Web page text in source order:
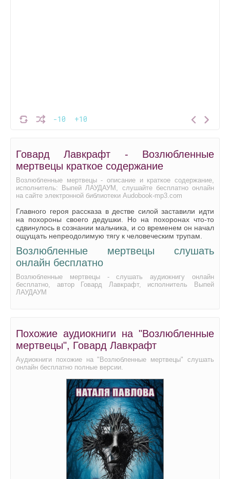
-10 +10
Говард Лавкрафт - Возлюбленные
мертвецы краткое содержание
Возлюбленные мертвецы - описание и краткое содержание,
исполнитель: Выпей ЛАУДАУМ, слушайте бесплатно онлайн
на сайте электронной библиотеки Audobook-mp3.com
Главного героя рассказа в дестве силой заставили идти
на похороны своего дедушки. Но на похоронах что-то
сдвинулось в сознании мальчика, и со временем он начал
ощущать непреодолимую тягу к человеческим трупам.
Возлюбленные мертвецы слушать
онлайн бесплатно
Возлюбленные мертвецы - слушать аудиокнигу онлайн
бесплатно, автор Говард Лавкрафт, исполнитель Выпей
ЛАУДАУМ
Похожие аудиокниги на "Возлюбленные
мертвецы", Говард Лавкрафт
Аудиокниги похожие на "Возлюбленные мертвецы" слушать
онлайн бесплатно полные версии.